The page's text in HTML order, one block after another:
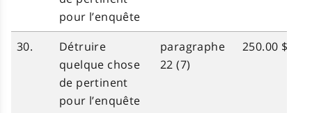
pour l’enquête
30.
Détruire
quelque chose
de pertinent
pour l’enquête
paragraphe
22 (7)
250.00 $